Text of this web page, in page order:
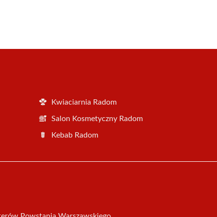
Kwiaciarnia Radom
Salon Kosmetyczny Radom
Kebab Radom